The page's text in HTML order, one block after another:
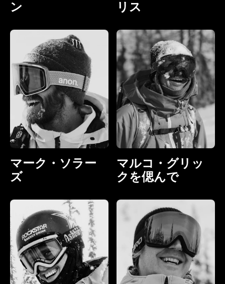
ン
リス
マーク・ソラー
ズ
マルコ・グリッ
クを偲んで